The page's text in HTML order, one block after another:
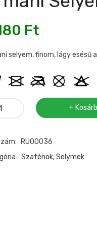
Ft
selyem, finom, lágy esésű
RU00036
Szaténok, Selymek